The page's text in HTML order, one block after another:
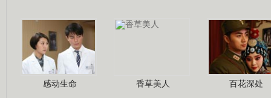
感动生命 香草美人 百花深处